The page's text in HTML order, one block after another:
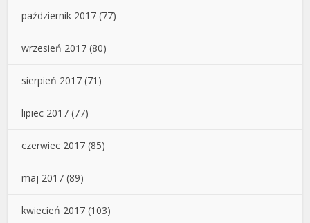
październik 2017 (77)
wrzesień 2017 (80)
sierpień 2017 (71)
lipiec 2017 (77)
czerwiec 2017 (85)
maj 2017 (89)
kwiecień 2017 (103)